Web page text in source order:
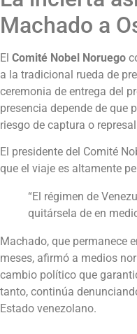
Machado a
El Comité Nobel Noruego
a la tradicional rueda de
ceremonia de entrega del
presencia depende de que
riesgo de captura o
El presidente del Comité
que el viaje es altamente
“El régimen de
quitársela de en
Machado, que permanece
meses, afirmó a medios
cambio político que
tanto, continúa
Estado venezolano.